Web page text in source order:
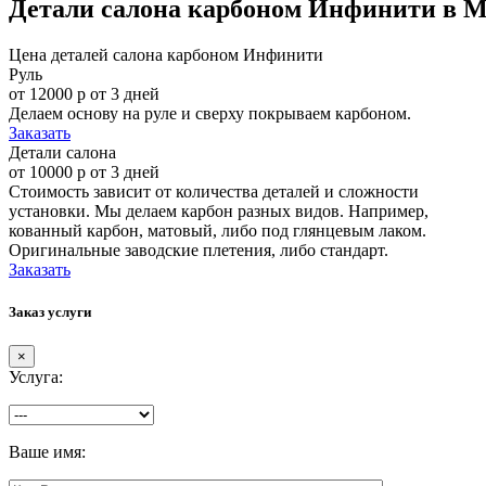
Детали салона карбоном Инфинити в
Цена деталей салона карбоном Инфинити
Руль
от 12000 р от 3 дней
Делаем основу на руле и сверху покрываем карбоном.
Заказать
Детали салона
от 10000 р от 3 дней
Стоимость зависит от количества деталей и сложности
установки. Мы делаем карбон разных видов. Например,
кованный карбон, матовый, либо под глянцевым лаком.
Оригинальные заводские плетения, либо стандарт.
Заказать
Заказ услуги
×
Услуга:
Ваше имя: